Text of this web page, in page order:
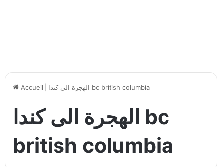
Accueil الهجرة الى كندا bc british columbia
الهجرة الى كندا bc
british columbia